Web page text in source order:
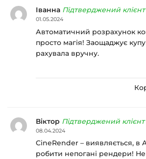
Іванна Підтверджений клієнт
01.05.2024
Автоматичний розрахунок
просто магія! Заощаджує
рахувала вручну.
Віктор Підтверджений клієнт
08.04.2024
CineRender – виявляється, в
робити непогані рендери!